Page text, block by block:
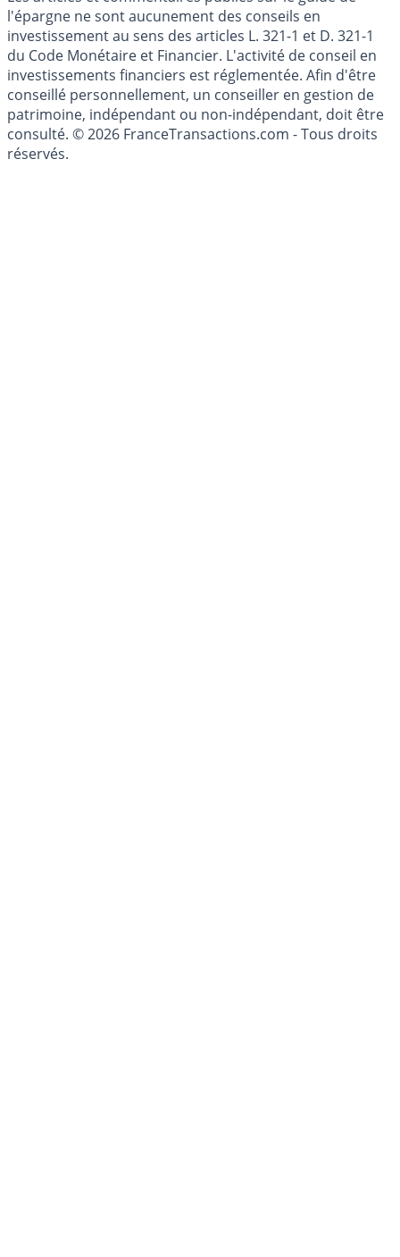
Les articles et commentaires publiés sur le guide de
l'épargne ne sont aucunement des conseils en
investissement au sens des articles L. 321-1 et D. 321-1
du Code Monétaire et Financier. L'activité de conseil en
investissements financiers est réglementée. Afin d'être
conseillé personnellement, un conseiller en gestion de
patrimoine, indépendant ou non-indépendant, doit être
consulté. © 2026 FranceTransactions.com - Tous droits